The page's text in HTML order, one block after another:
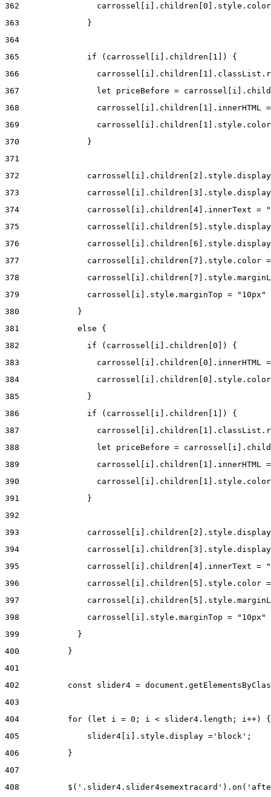
362
363
              }
364
365
              if (carrossel[i].children[1]) {
366
367
let priceBefore =
368
carrossel[i].children[1].innerHTML
369
370
              }
371
372
373
374
carrossel[i].children[4].innerText =
375
376
377
carrossel[i].children[7].style.color
378
379
              carrossel[i].style.marginTop = "10px"
380
            }
381
            else {
382
              if (carrossel[i].children[0]) {
383
carrossel[i].children[0].innerHTML
384
385
              }
386
              if (carrossel[i].children[1]) {
387
388
let priceBefore =
389
carrossel[i].children[1].innerHTML
390
391
              }
392
393
394
395
carrossel[i].children[4].innerText =
396
carrossel[i].children[5].style.color
397
398
              carrossel[i].style.marginTop = "10px"
399
            }
400
          }
401
402
const slider4 =
403
404
for (let i = 0; i < slider4.length; i++)
405
              slider4[i].style.display ='block';
406
          }
407
408